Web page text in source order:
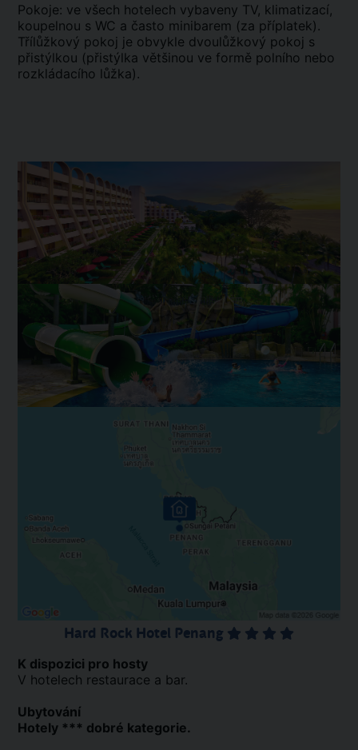
Pokoje: ve všech hotelech vybaveny TV, klimatizací,
koupelnou s WC a často minibarem (za příplatek).
Třílůžkový pokoj je obvykle dvoulůžkový pokoj s
přistýlkou (přistýlka většinou ve formě polního nebo
rozkládacího lůžka).
Hard Rock Hotel Penang
K dispozici pro hosty
V hotelech restaurace a bar.
Ubytování
Hotely *** dobré kategorie.